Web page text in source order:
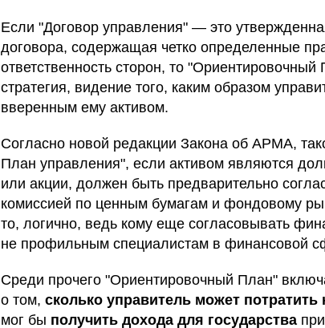
Если "Договор управления" — это
договора, содержащая четко определенные
ответственность сторон, то
стратегия, видение того, каким образом
вверенным ему активом.
Согласно новой редакции Закона об АРМА,
План управления", если активом являются
или акции, должен быть предварительно
комиссией по ценным бумагам и фондовому
то, логично, ведь кому еще согласовывать
не профильным специалистам в финансовой
Среди прочего "Ориентировочный План"
о том, сколько управитель может потратить
мог бы получить дохода для государства